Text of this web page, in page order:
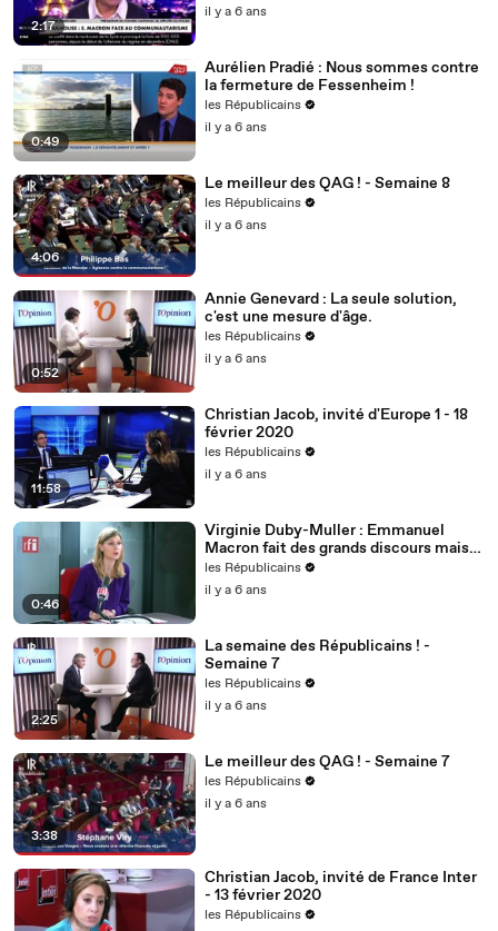
2:17
il y a 6 ans
0:49
Aurélien Pradié : Nous sommes contre
la fermeture de Fessenheim !
les Républicains
il y a 6 ans
4:06
Le meilleur des QAG ! - Semaine 8
les Républicains
il y a 6 ans
0:52
Annie Genevard : La seule solution,
c'est une mesure d'âge.
les Républicains
il y a 6 ans
11:58
Christian Jacob, invité d'Europe 1 - 18
février 2020
les Républicains
il y a 6 ans
0:46
Virginie Duby-Muller : Emmanuel
Macron fait des grands discours mais
nous voulons des actes !
les Républicains
il y a 6 ans
2:25
La semaine des Républicains ! -
Semaine 7
les Républicains
il y a 6 ans
3:38
Le meilleur des QAG ! - Semaine 7
les Républicains
il y a 6 ans
Christian Jacob, invité de France Inter
- 13 février 2020
les Républicains